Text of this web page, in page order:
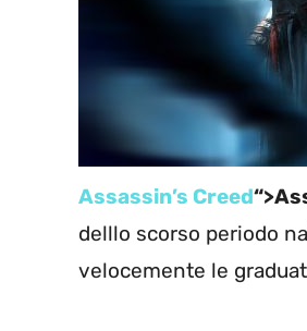
Assassin’s Creed
delllo scorso periodo
velocemente le